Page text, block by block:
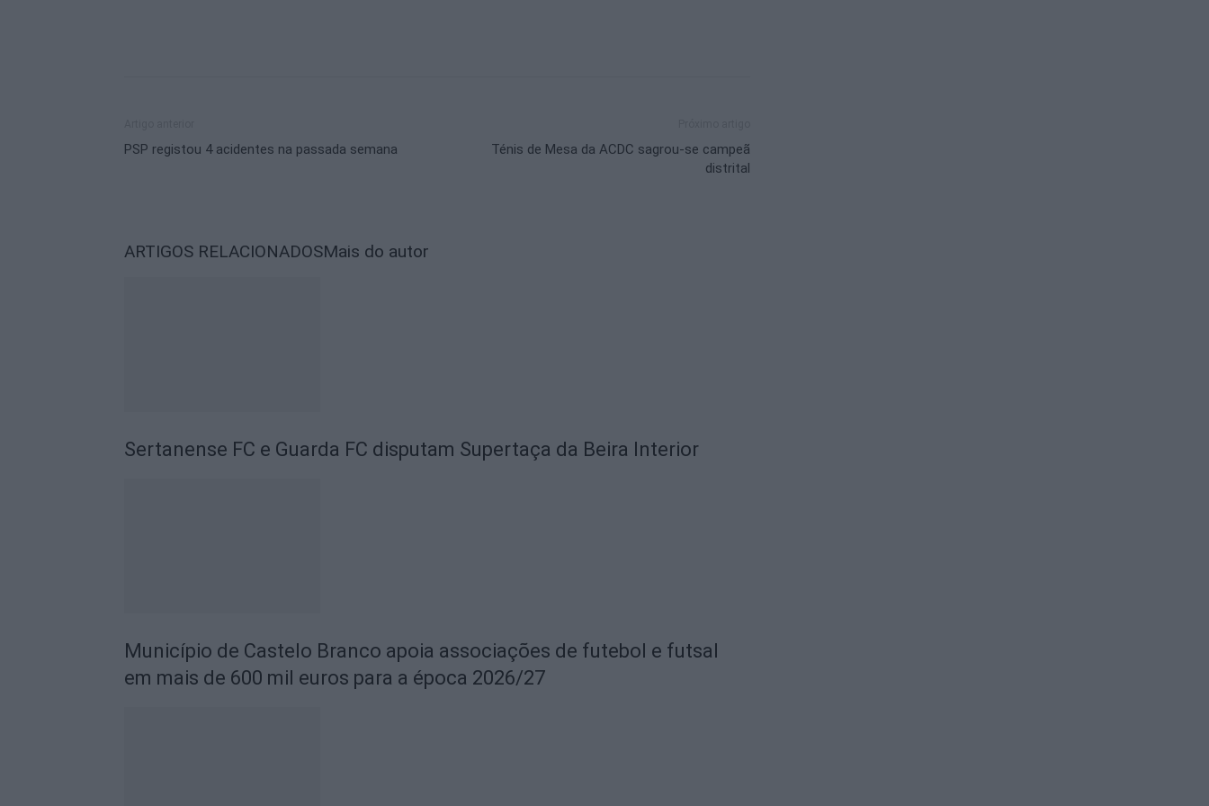
PSP registou 4 acidentes na passada semana
Ténis de Mesa da ACDC sagrou-se campeã
distrital
ARTIGOS RELACIONADOSMais do autor
Sertanense FC e Guarda FC disputam Supertaça da Beira Interior
Município de Castelo Branco apoia associações de futebol e futsal
em mais de 600 mil euros para a época 2026/27